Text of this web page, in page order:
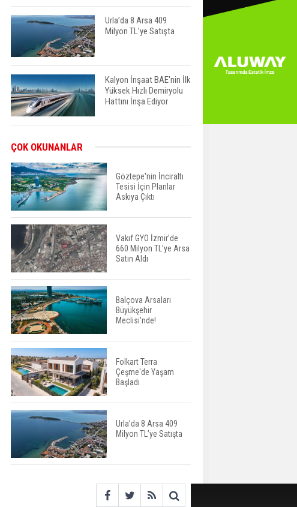
Urla’da 8 Arsa 409
Milyon TL’ye Satışta
Kalyon İnşaat BAE'nin İlk
Yüksek Hızlı Demiryolu
Hattını İnşa Ediyor
Yüksek Seviyesinde
TOKİ 51 İlde 540 Konut
ve İş Yerini Satışa
Sunuyor
Yatırımcıların Bina Tercihi
Değişiyor: Dijital Altyapı
Öne Çıkıyor
TOKİ'nin Kiralık Sosyal
Düşürür Mü?
İkinci El Konut Fiyatları
İspanya'da Bir Yılda
Yüzde 16,2 Arttı
Konut Satışları Güçlü
Seyrini Korudu Yabancıya
Satış Geriledi
ÇOK OKUNANLAR
Göztepe'nin İnciraltı
Tesisi İçin Planlar
Askıya Çıktı
Vakıf GYO İzmir’de
660 Milyon TL’ye Arsa
Satın Aldı
Balçova Arsaları
Büyükşehir
Meclisi'nde!
Folkart Terra
Çeşme'de Yaşam
Başladı
Urla’da 8 Arsa 409
Milyon TL’ye Satışta